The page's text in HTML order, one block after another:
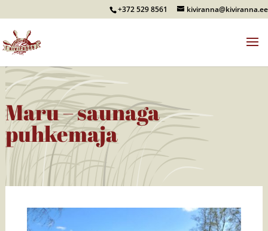
+372 529 8561 kiviranna@kiviranna.ee
Maru – saunaga
puhkemaja